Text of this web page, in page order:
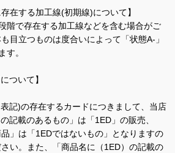
在する加工線(初期線)について】
階で存在する加工線などを含む場合がご
目立つものは度合いによって「状態A-」
す。
ついて】
記)の存在するカードにつきまして、当店
記載のあるもの」は「1ED」の販売、
品」は「1EDではないもの」となりますの
い。また、「商品名に（1ED）の記載の